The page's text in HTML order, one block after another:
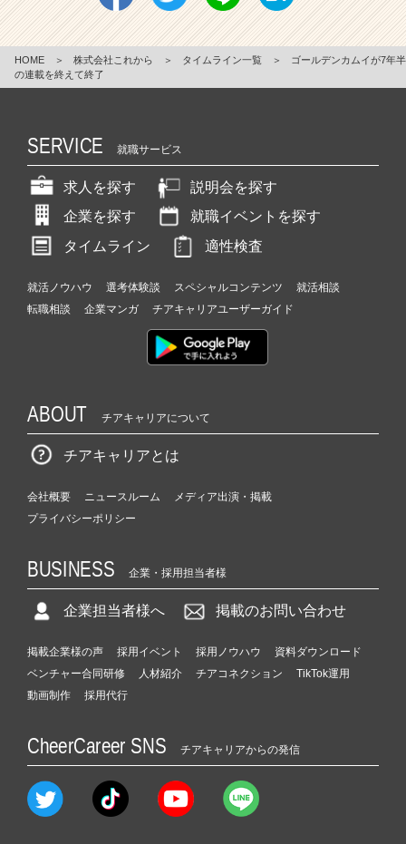
HOME ＞ 株式会社これから ＞ タイムライン一覧 ＞
ゴールデンカムイが7年半
の連載を終えて終了
SERVICE 就職サービス
求人を探す
説明会を探す
企業を探す
就職イベントを探す
タイムライン
適性検査
就活ノウハウ 選考体験談 スペシャルコンテンツ
就活相談
転職相談
企業マンガ チアキャリアユーザーガイド
ABOUT チアキャリアについて
チアキャリアとは
会社概要 ニュースルーム
メディア出演・掲載
プライバシーポリシー
BUSINESS 企業・採用担当者様
企業担当者様へ 掲載のお問い合わせ
掲載企業様の声 採用イベント 採用ノウハウ
資料ダウンロード
ベンチャー合同研修
人材紹介 チアコネクション
TikTok運用
動画制作
採用代行
CheerCareer SNS チアキャリアからの発信